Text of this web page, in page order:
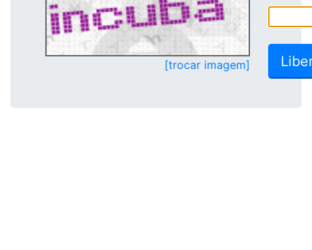
[trocar imagem]